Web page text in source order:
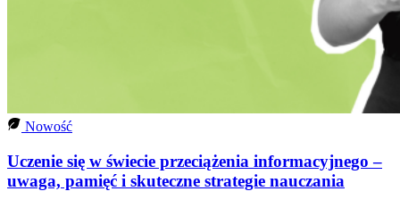
Nowość
Uczenie się w świecie przeciążenia informacyjnego –
uwaga, pamięć i skuteczne strategie nauczania